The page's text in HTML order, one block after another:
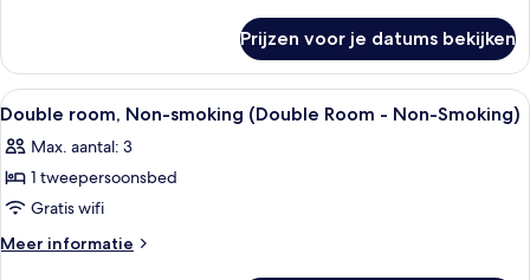
laden
Twin
Room,
Non-
Prijzen voor je datums bekijken
Alle
foto's
voor
Double
room,
Non-
Een hotelkamer met een bed,
3
Double room, Non-smoking (Double Room - Non-Smoking)
Max. aantal: 3
1 tweepersoonsbed
Gratis wifi
Meer informatie
Meer